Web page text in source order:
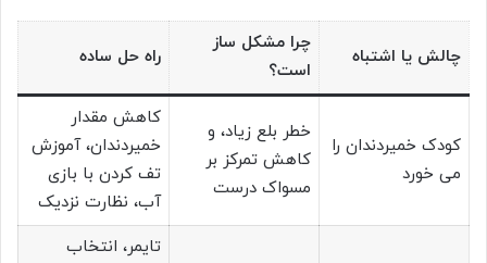
چالش یا اشتباه
چرا مشکل ساز
است؟
راه حل ساده
کودک خمیردندان را
می خورد
خطر بلع زیاد، و
کاهش تمرکز بر
مسواک درست
کاهش مقدار
خمیردندان، آموزش
تف کردن با بازی
آب، نظارت نزدیک
تایمر، انتخاب